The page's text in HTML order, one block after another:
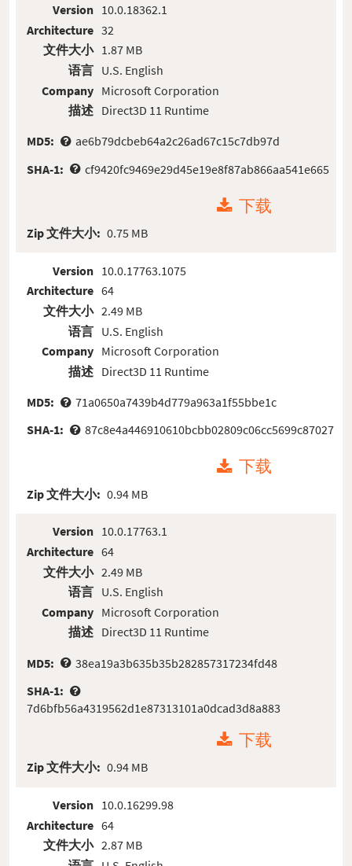
Version
Architecture
文件大小
语言
Company
描述
10.0.18362.1
32
1.87 MB
U.S. English
Microsoft Corporation
Direct3D 11 Runtime
MD5:
ae6b79dcbeb64a2c26ad67c15c7db97d
SHA-1:
cf9420fc9469e29d45e19e8f87ab866aa541e665
下载
Zip 文件大小: 0.75 MB
Version
Architecture
文件大小
语言
Company
描述
10.0.17763.1075
64
2.49 MB
U.S. English
Microsoft Corporation
Direct3D 11 Runtime
MD5:
71a0650a7439b4d779a963a1f55bbe1c
SHA-1:
87c8e4a446910610bcbb02809c06cc5699c87027
下载
Zip 文件大小: 0.94 MB
Version
Architecture
文件大小
语言
Company
描述
10.0.17763.1
64
2.49 MB
U.S. English
Microsoft Corporation
Direct3D 11 Runtime
MD5:
38ea19a3b635b35b282857317234fd48
SHA-1:
7d6bfb56a4319562d1e87313101a0dcad3d8a883
下载
Zip 文件大小: 0.94 MB
Version
Architecture
文件大小
10.0.16299.98
64
2.87 MB